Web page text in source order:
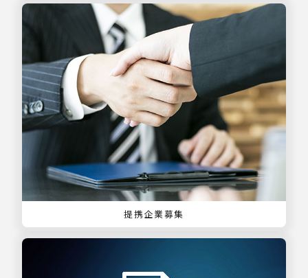
提携企業募集